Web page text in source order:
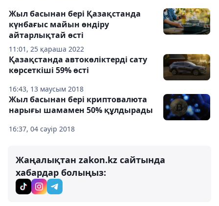
11:01, 25 қараша 2022
Жыл басынан бері Қазақстанда
күнбағыс майын өндіру
айтарлықтай өсті
16:43, 13 маусым 2018
Қазақстанда автокөліктерді сату
көрсеткіші 59% өсті
16:37, 04 сәуір 2018
Жыл басынан бері криптовалюта
нарығы шамамен 50% құлдырады
Жаңалықтан zakon.kz сайтында
хабардар болыңыз: